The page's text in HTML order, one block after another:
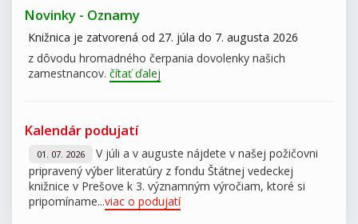
Novinky - Oznamy
Knižnica je zatvorená od 27. júla do 7. augusta 2026
z dôvodu hromadného čerpania dovolenky našich
zamestnancov. čítať ďalej
Kalendár podujatí
01. 07. 2026
V júli a v auguste nájdete v našej požičovni
pripravený výber literatúry z fondu Štátnej vedeckej
knižnice v Prešove k 3. významným výročiam, ktoré si
pripomíname...viac o podujatí